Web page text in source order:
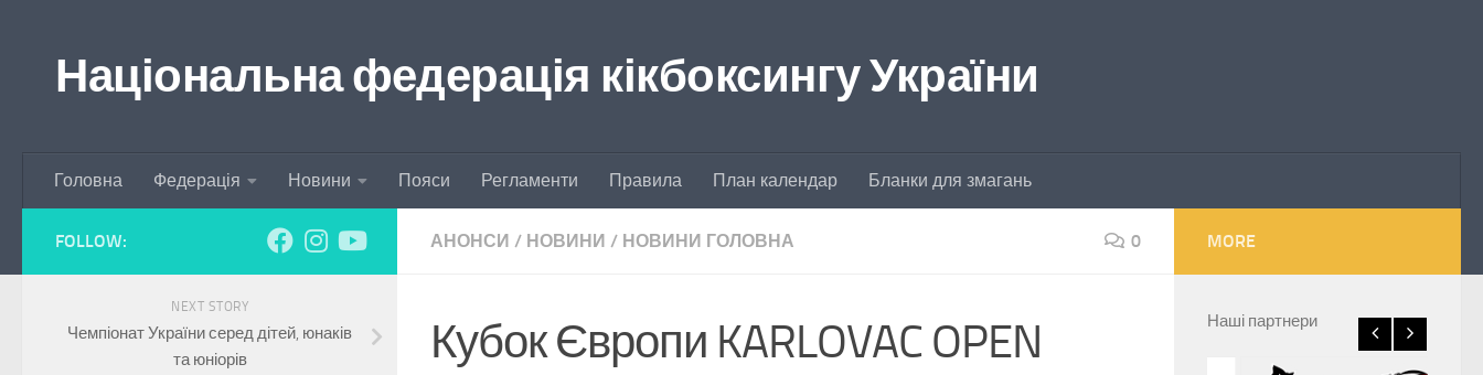
Національна федерація кікбоксингу України
Головна Федерація Новини Пояси Регламенти Правила План календар Бланки для змагань
АНОНСИ / НОВИНИ / НОВИНИ ГОЛОВНА 0
Кубок Європи KARLOVAC OPEN
FOLLOW:
NEXT STORY
Чемпіонат України серед дітей, юнаків
та юніорів
MORE
Наші партнери